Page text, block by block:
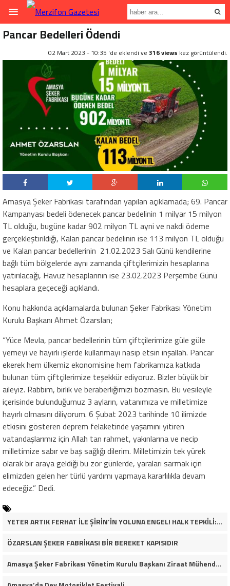
Pancar Bedelleri Ödendi
02 Mart 2023 - 10:35 'de eklendi ve 316 views kez görüntülendi.
Amasya Şeker Fabrikası tarafından yapılan açıklamada; 69. Pancar
Kampanyası bedeli ödenecek pancar bedelinin 1 milyar 15 milyon
TL olduğu, bugüne kadar 902 milyon TL ayni ve nakdi ödeme
gerçekleştirildiği, Kalan pancar bedelinin ise 113 milyon TL olduğu
ve Kalan pancar bedellerinin 21.02.2023 Salı Günü kendilerine
bağlı tüm bölgelerde aynı zamanda çiftçilerimizin hesaplarına
yatırılacağı, Havuz hesaplarının ise 23.02.2023 Perşembe Günü
hesaplara geçeceği açıklandı.
Konu hakkında açıklamalarda bulunan Şeker Fabrikası Yönetim
Kurulu Başkanı Ahmet Özarslan;
“Yüce Mevla, pancar bedellerinin tüm çiftçilerimize güle güle
yemeyi ve hayırlı işlerde kullanmayı nasip etsin inşallah. Pancar
ekerek hem ülkemiz ekonomisine hem fabrikamıza katkıda
bulunan tüm çiftçilerimize teşekkür ediyoruz. Bizler büyük bir
aileyiz. Rabbim, birlik ve beraberliğimizi bozmasın. Bu vesileyle
içerisinde bulunduğumuz 3 ayların, vatanımıza ve milletimize
hayırlı olmasını diliyorum. 6 Şubat 2023 tarihinde 10 ilimizde
etkisini gösteren deprem felaketinde yaşamını yitiren
vatandaşlarımız için Allah tan rahmet, yakınlarına ve necip
milletimize sabır ve baş sağlığı dilerim. Milletimizin tek yürek
olarak bir araya geldiği bu zor günlerde, yaraları sarmak için
elimizden gelen her türlü yardımı yapmaya kararlılıkla devam
edeceğiz.” Dedi.
YETER ARTIK FERHAT İLE ŞİRİN’İN YOLUNA ENGEL! HALK TEPKİLİ: “YOLU KAPATMAK ÇÖZÜM DEĞİL, GÖREVİNİ YAP!”
ÖZARSLAN ŞEKER FABRİKASI BİR BEREKET KAPISIDIR
Amasya Şeker Fabrikası Yönetim Kurulu Başkanı Ziraat Mühendisi Ahmet ÖZARSLAN’ın Mevlid Kandili Mesajı